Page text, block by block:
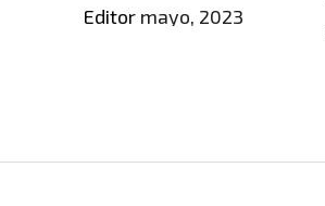
Editor mayo, 2023